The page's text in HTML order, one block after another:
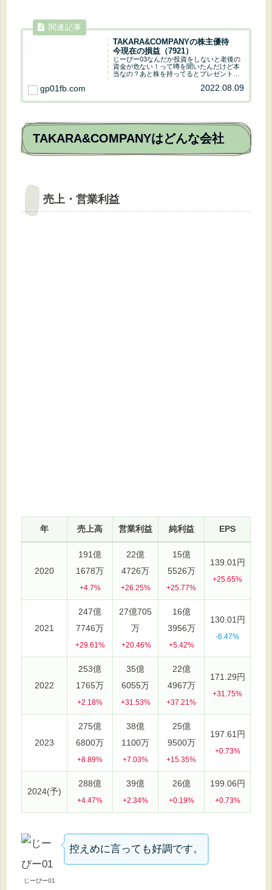
TAKARA&COMPANYの株主優待
今現在の損益（7921）
じーぴー03なんだか投資をしないと老後の
資金が危ない！って噂を聞いたんだけど本
当なの？あと株を持ってるとプレゼントが
じーぴー01あまり噂に踊らされてはいけな
っている...
gp01fb.com 2022.08.09
TAKARA&COMPANYはどんな会社
売上・営業利益
年 売上高 営業利益 純利益 EPS
2020
191億
1678万
+4.7%
22億
4726万
+26.25%
15億
5526万
+25.77%
139.01円
+25.65%
2021
247億
7746万
+29.61%
27億705
万
+20.46%
16億
3956万
+5.42%
130.01円
-6.47%
2022
253億
1765万
+2.18%
35億
6055万
+31.53%
22億
4967万
+37.21%
171.29円
+31.75%
2023
275億
6800万
+8.89%
38億
1100万
+7.03%
25億
9500万
+15.35%
197.61円
+0.73%
2024(予)
288億
+4.47%
39億
+2.34%
26億
+0.19%
199.06円
+0.73%
じーぴー01
控えめに言っても好調です。